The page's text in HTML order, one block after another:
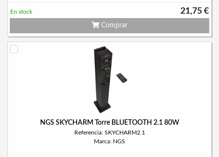
21,75 €
En stock
Comprar
NGS SKYCHARM Torre BLUETOOTH 2.1 80W
Referencia: SKYCHARM2.1
Marca: NGS